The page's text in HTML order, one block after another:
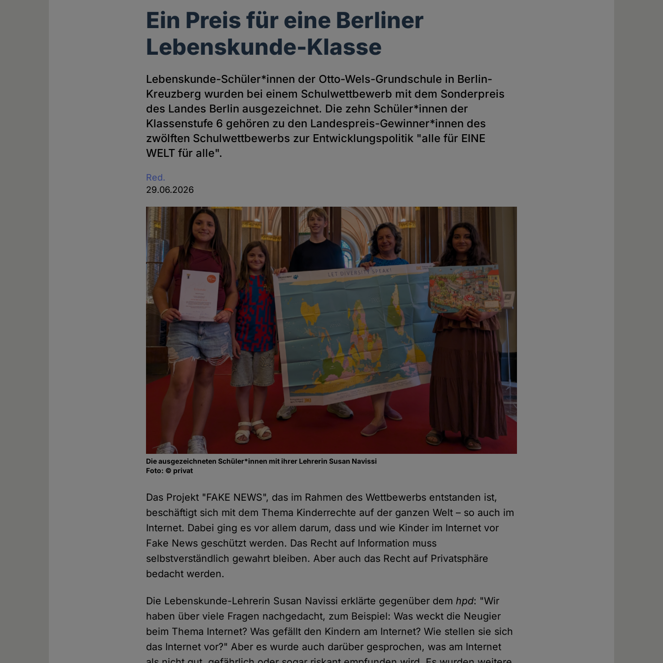
Ein Preis für eine Berliner
Lebenskunde-Klasse
Lebenskunde-Schüler*innen der Otto-Wels-Grundschule in Berlin-
Kreuzberg wurden bei einem Schulwettbewerb mit dem Sonderpreis
des Landes Berlin ausgezeichnet. Die zehn Schüler*innen der
Klassenstufe 6 gehören zu den Landespreis-Gewinner*innen des
zwölften Schulwettbewerbs zur Entwicklungspolitik "alle für EINE
WELT für alle".
Red.
29.06.2026
Die ausgezeichneten Schüler*innen mit ihrer Lehrerin Susan Navissi
Foto: © privat
Das Projekt "FAKE NEWS", das im Rahmen des Wettbewerbs entstanden ist,
beschäftigt sich mit dem Thema Kinderrechte auf der ganzen Welt – so auch im
Internet. Dabei ging es vor allem darum, dass und wie Kinder im Internet vor
Fake News geschützt werden. Das Recht auf Information muss
selbstverständlich gewahrt bleiben. Aber auch das Recht auf Privatsphäre
bedacht werden.
Die Lebenskunde-Lehrerin Susan Navissi erklärte gegenüber demhpd: "Wir
haben über viele Fragen nachgedacht, zum Beispiel: Was weckt die Neugier
beim Thema Internet? Was gefällt den Kindern am Internet? Wie stellen sie sich
das Internet vor?" Aber es wurde auch darüber gesprochen, was am Internet